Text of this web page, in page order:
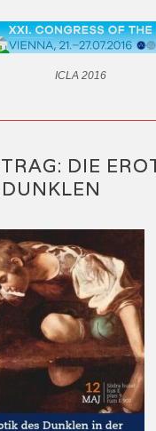
ICLA 2016
DIE